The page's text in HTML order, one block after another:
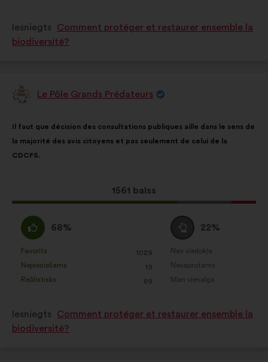
kā:
kā:
Iesniegts
Comment protéger et restaurer ensemble la
biodiversité?
PriekšlikumuLe Pôle Grands Prédateurs
saturs:
Il faut que décision des consultations publiques aille dans le sens de
la majorité des avis citoyens et pas seulement de celui de la
CDCFS.
Šis
priekšlikums
1561 balss
ir
šāds:
Piekrītu
:
68%
kā:
Favorīts
: 1029
reize(-
s)
Nepieciešams
: 19
reize(-
s)
Reālistisks
: 89
reize(-
Neitrāls
balsojums
:
22%
kā:
Nav viedokļa
:reize(-
s)
Nesaprotams
:reize(-
s)
Man vienalga
:reize(-
Iesniegts
Comment protéger et restaurer ensemble la
biodiversité?